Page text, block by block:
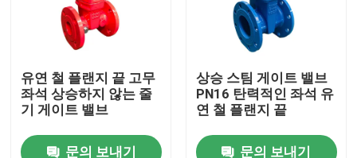
비디오
회사 소개
공장 견학
유연 철 플랜지 끝 고무
좌석 상승하지 않는 줄
기 게이트 밸브
문의 보내기
상승 스팀 게이트 밸브
PN16 탄력적인 좌석 유
연 철 플랜지 끝
문의 보내기